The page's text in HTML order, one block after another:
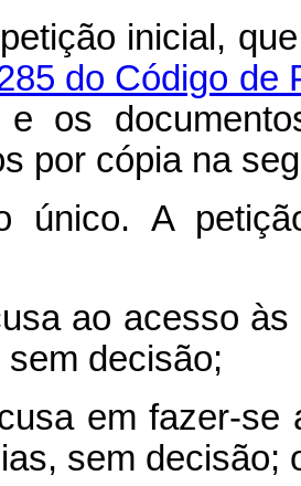
inicial,
do Código de
os
por cópia na
único. A
ao acesso
decisão;
em fazer-se
sem decisão;